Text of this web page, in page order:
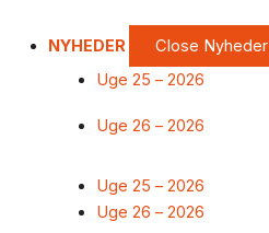
NYHEDER Close Nyheder
Uge 25 – 2026
Uge 26 – 2026
Uge 25 – 2026
Uge 26 – 2026